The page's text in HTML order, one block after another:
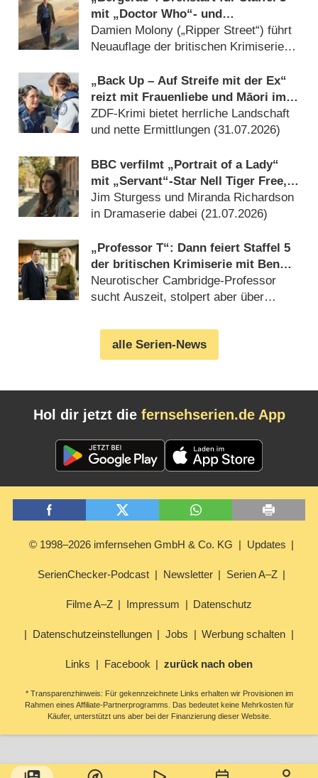
mit „Doctor Who“- und
„Grantchester“-Stars als
Neuzugänge
Damien Molony („Ripper Street“) führt
Neuauflage der britischen Krimiserie
„Back Up – Auf Streife mit der Ex“
reizt mit Frauenliebe und Māori im
Krimi – Review
ZDF-Krimi bietet herrliche Landschaft
und nette Ermittlungen (31.07.2026)
BBC verfilmt „Portrait of a Lady“
mit „Servant“-Star Nell Tiger Free,
Gemma Arterton und Bill Nighy neu
Jim Sturgess und Miranda Richardson
in Dramaserie dabei (21.07.2026)
„Professor T“: Dann feiert Staffel 5
der britischen Krimiserie mit Ben
Miller („Bridgerton“)
Deutschlandpremiere
Neurotischer Cambridge-Professor
sucht Auszeit, stolpert aber über
alle Serien-News
Hol dir jetzt die fernsehserien.de App
© 1998–2026 imfernsehen GmbH & Co. KG Updates
SerienChecker-Podcast Newsletter Serien A–Z
Filme A–Z Impressum Datenschutz
Datenschutzeinstellungen Jobs Werbung schalten
Links Facebook zurück nach oben
* Transparenzhinweis: Für gekennzeichnete Links erhalten wir Provisionen im
Rahmen eines Affiliate-Partnerprogramms. Das bedeutet keine Mehrkosten für
Käufer, unterstützt uns aber bei der Finanzierung dieser Website.